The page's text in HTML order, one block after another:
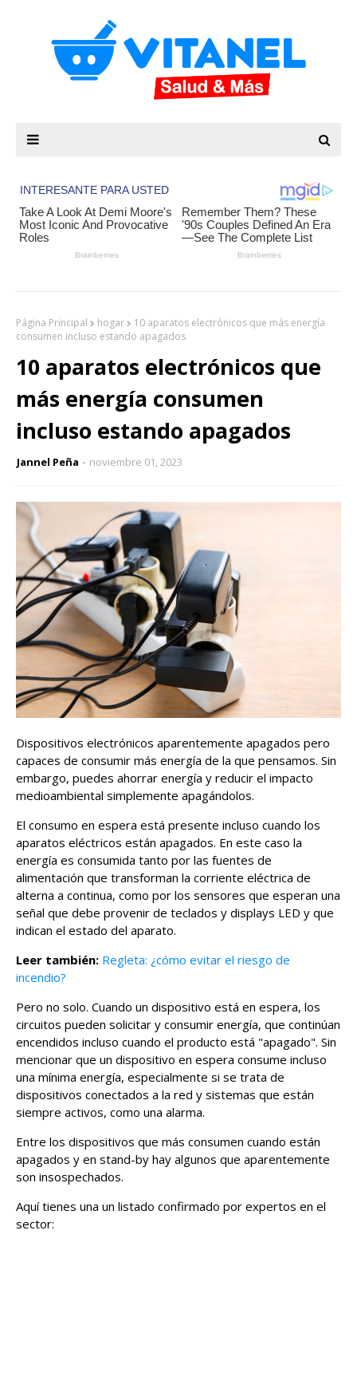
Página Principal hogar
10 aparatos electrónicos que más energía
consumen incluso estando apagados
10 aparatos electrónicos que
más energía consumen
incluso estando apagados
Jannel Peña noviembre 01, 2023
Dispositivos electrónicos aparentemente apagados pero
capaces de consumir más energía de la que pensamos. Sin
embargo, puedes ahorrar energía y reducir el impacto
medioambiental simplemente apagándolos.
El consumo en espera está presente incluso cuando los
aparatos eléctricos están apagados. En este caso la
energía es consumida tanto por las fuentes de
alimentación que transforman la corriente eléctrica de
alterna a continua, como por los sensores que esperan una
señal que debe provenir de teclados y displays LED y que
indican el estado del aparato.
Leer también: Regleta: ¿cómo evitar el riesgo de
incendio?
Pero no solo. Cuando un dispositivo está en espera, los
circuitos pueden solicitar y consumir energía, que continúan
encendidos incluso cuando el producto está "apagado". Sin
mencionar que un dispositivo en espera consume incluso
una mínima energía, especialmente si se trata de
dispositivos conectados a la red y sistemas que están
siempre activos, como una alarma.
Entre los dispositivos que más consumen cuando están
apagados y en stand-by hay algunos que aparentemente
son insospechados.
Aquí tienes una un listado confirmado por expertos en el
sector: